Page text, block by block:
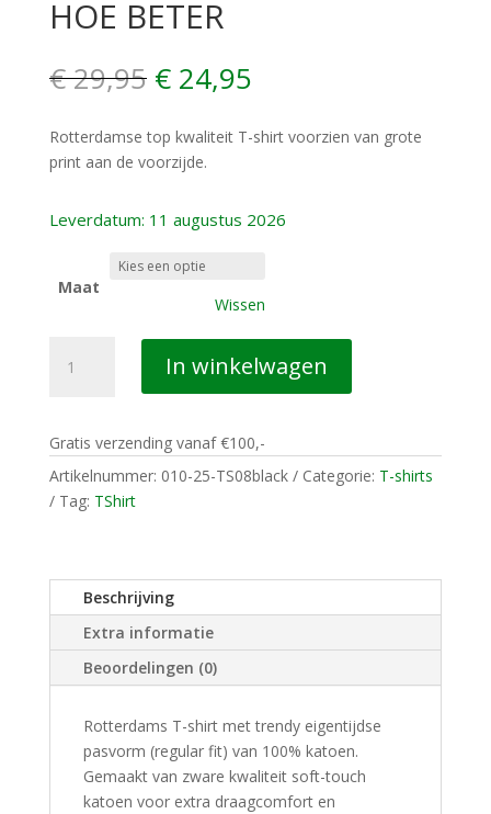
HOE BETER
€29,95 Oorspronkelijke
prijs
was:
€ 29,95.
€24,95Huidige
is:
€ 24,95.
Rotterdamse top kwaliteit T-shirt voorzien van grote
print aan de voorzijde.
Leverdatum: 11 augustus 2026
Maat
Wissen
CASUALS
HOE
ROTTERDAMMER
HOE
In winkelwagen
Gratis verzending vanaf €100,-
Artikelnummer: 010-25-TS08black Categorie: T-shirts
Tag: TShirt
Beschrijving
Extra informatie
Beoordelingen (0)
Rotterdams T-shirt met trendy eigentijdse
pasvorm (regular fit) van 100% katoen.
Gemaakt van zware kwaliteit soft-touch
katoen voor extra draagcomfort en